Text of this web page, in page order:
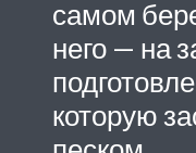
самом
него — на
которую